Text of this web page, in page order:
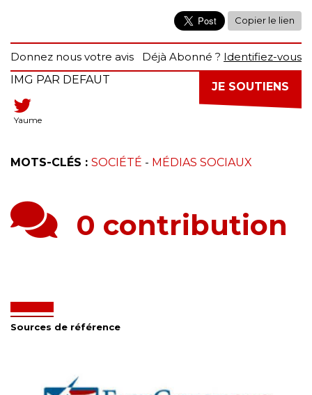
Copier le lien
Donnez nous votre avis Déjà Abonné ? Identifiez-vous
JE SOUTIENS
IMG PAR DEFAUT
Yaume
MOTS-CLÉS : SOCIÉTÉ - MÉDIAS SOCIAUX
0 contribution
Sources de référence